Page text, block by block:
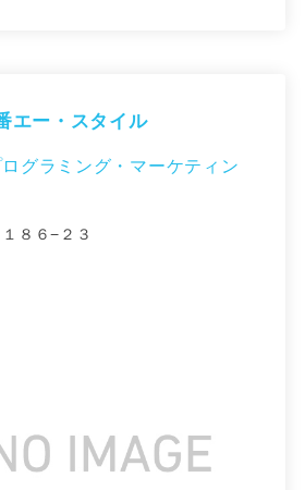
エー・スタイル
グラミング・マーケティン
８６−２３